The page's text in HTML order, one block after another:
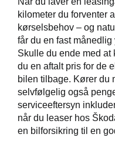
til hurtig
kilometer du forventer
kørselsbehov – og
får du en fast
Skulle du ende med at
du en aftalt pris for de
bilen tilbage. Kører du
selvfølgelig også
serviceeftersyn
når du leaser hos
en bilforsikring til en